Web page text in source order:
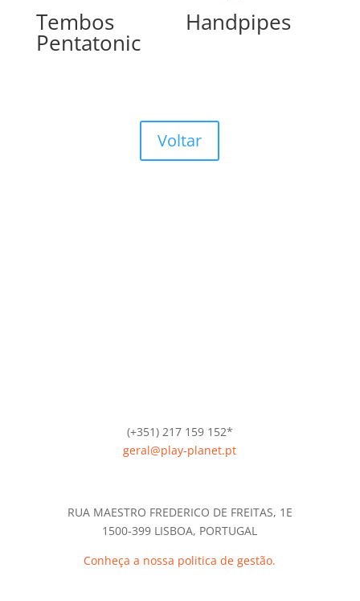
Tembos
Pentatonic
Handpipes
Voltar
(+351) 217 159 152*
geral@play-planet.pt
RUA MAESTRO FREDERICO DE FREITAS, 1E
1500-399 LISBOA, PORTUGAL
Conheça a nossa politica de gestão.